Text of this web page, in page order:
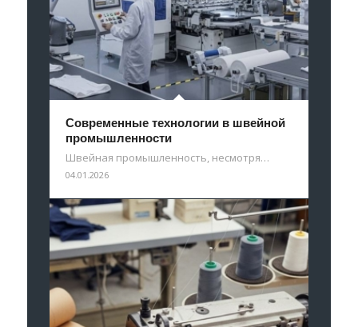
Современные технологии в швейной
промышленности
Швейная промышленность, несмотря…
04.01.2026